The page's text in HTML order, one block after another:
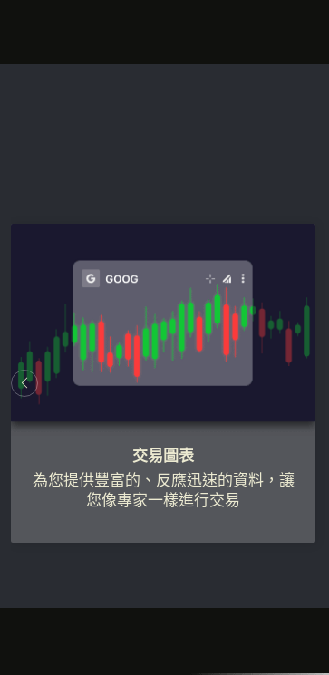
交易圖表
為您提供豐富的、反應迅速的資料，讓
您像專家一樣進行交易